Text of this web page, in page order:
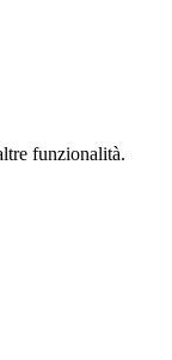
funzionalità.